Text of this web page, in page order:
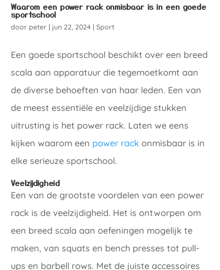
Waarom een power rack onmisbaar is in een goede
sportschool
door peter jun 22, 2024 |Sport
Een goede sportschool beschikt over een breed
scala aan apparatuur die tegemoetkomt aan
de diverse behoeften van haar leden. Een van
de meest essentiële en veelzijdige stukken
uitrusting is het power rack. Laten we eens
kijken waarom een power rack onmisbaar is in
elke serieuze sportschool.
Veelzijdigheid
Een van de grootste voordelen van een power
rack is de veelzijdigheid. Het is ontworpen om
een breed scala aan oefeningen mogelijk te
maken, van squats en bench presses tot pull-
ups en barbell rows. Met de juiste accessoires